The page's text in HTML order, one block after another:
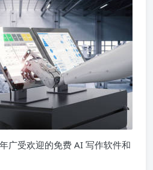
广受欢迎的免费 AI 写作软件和